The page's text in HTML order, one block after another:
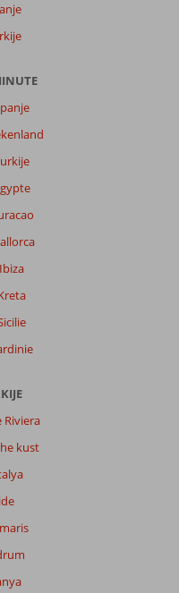
Riviera
kust